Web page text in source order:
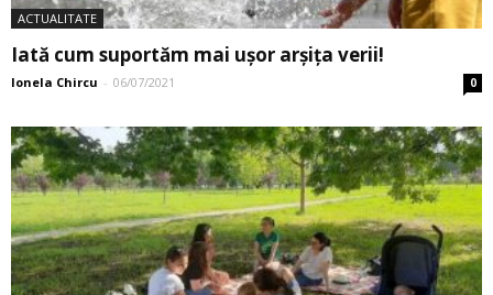
ACTUALITATE
Iată cum suportăm mai uşor arşiţa verii!
Ionela Chircu - 06/07/2021 0